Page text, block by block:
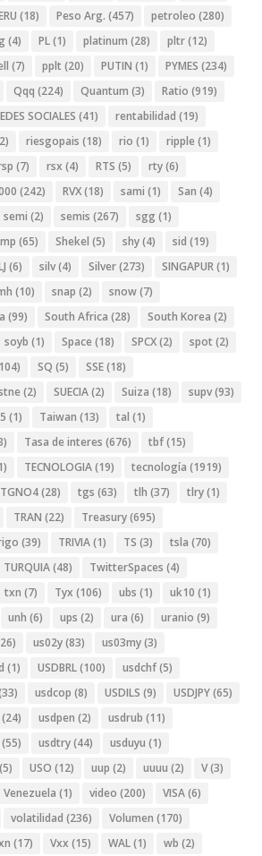
(18) Peso Arg. (457) petroleo (280)
(4) PL(1) platinum (28) pltr(12)
(7) pplt (20) PUTIN (1) PYMES (234)
Qqq (224) Quantum (3) Ratio (919)
SOCIALES (41) rentabilidad (19)
riesgopais (18) rio (1) ripple (1)
(7) rsx (4) RTS (5) rty(6)
(242) RVX(18) sami (1) San (4)
semi (2) semis (267) sgg (1)
(65) Shekel (5) shy(4) sid (19)
(6) silv(4) Silver(273) SINGAPUR(1)
(10) snap (2) snow(7)
(99) South Africa (28) South Korea (2)
soyb (1) Space (18) SPCX(2) spot (2)
SQ (5) SSE(18)
(2) SUECIA(2) Suiza (18) supv(93)
(1) Taiwan (13) tal (1)
Tasa de interes (676) tbf(15)
TECNOLOGIA(19) tecnología (1919)
TGNO4(28) tgs (63) tlh (37) tlry(1)
TRAN (22) Treasury(695)
(39) TRIVIA(1) TS (3) tsla (70)
TURQUIA(48) TwitterSpaces (4)
txn (7) Tyx (106) ubs (1) uk10 (1)
unh (6) ups (2) ura (6) uranio (9)
us02y(83) us03my(3)
(1) USDBRL(100) usdchf(5)
usdcop (8) USDILS (9) USDJPY(65)
(24) usdpen (2) usdrub (11)
(55) usdtry(44) usduyu (1)
(5) USO (12) uup (2) uuuu (2) V(3)
Venezuela (1) video (200) VISA(6)
volatilidad (236) Volumen (170)
(17) Vxx (15) WAL(1) wb (2)